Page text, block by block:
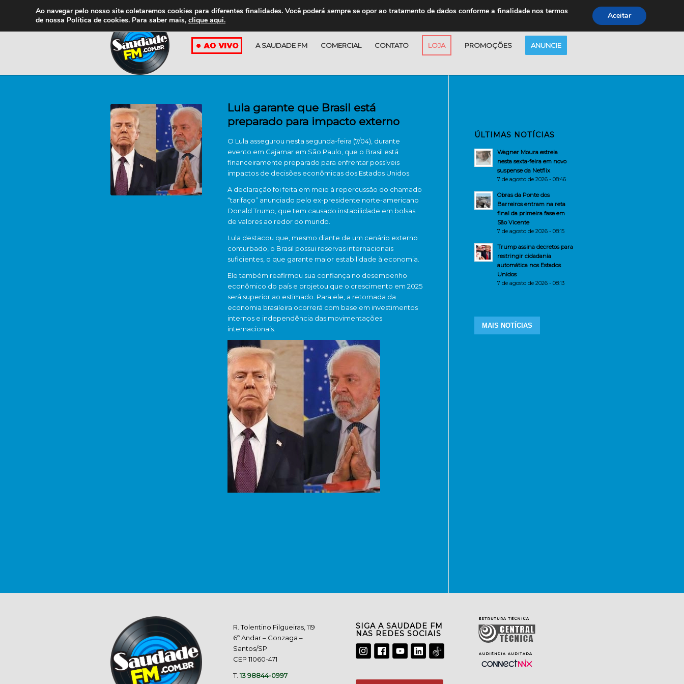
A SAUDADE FM COMERCIAL CONTATO LOJA PROMOÇÕES ANUNCIE
Lula garante que Brasil está
preparado para impacto externo
O Lula assegurou nesta segunda-feira (7/04), durante
evento em Cajamar em São Paulo, que o Brasil está
financeiramente preparado para enfrentar possíveis
impactos de decisões econômicas dos Estados Unidos.
A declaração foi feita em meio à repercussão do chamado
“tarifaço” anunciado pelo ex-presidente norte-americano
Donald Trump, que tem causado instabilidade em bolsas
de valores ao redor do mundo.
Lula destacou que, mesmo diante de um cenário externo
conturbado, o Brasil possui reservas internacionais
suficientes, o que garante maior estabilidade à economia.
Ele também reafirmou sua confiança no desempenho
econômico do país e projetou que o crescimento em 2025
será superior ao estimado. Para ele, a retomada da
economia brasileira ocorrerá com base em investimentos
internos e independência das movimentações
internacionais.
ÚLTIMAS NOTÍCIAS
Wagner Moura estreia
nesta sexta-feira em novo
suspense da Netflix
7 de agosto de 2026 - 08:46
Obras da Ponte dos
Barreiros entram na reta
final da primeira fase em
São Vicente
7 de agosto de 2026 - 08:15
Trump assina decretos para
restringir cidadania
automática nos Estados
Unidos
7 de agosto de 2026 - 08:13
MAIS NOTÍCIAS
R. Tolentino Filgueiras, 119
6º Andar – Gonzaga –
Santos/SP
CEP 11060-471
T.13 98844-0997
SIGA A SAUDADE FM
NAS REDES SOCIAIS
Ao navegar pelo nosso site coletaremos cookies para diferentes finalidades. Você poderá sempre se opor ao tratamento de dados conforme a finalidade nos termos
de nossa Política de cookies. Para saber mais, clique aqui. Aceitar